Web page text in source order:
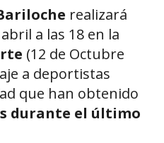
realizará
a las 18 en la
(12 de Octubre
a deportistas
que han obtenido
durante el último